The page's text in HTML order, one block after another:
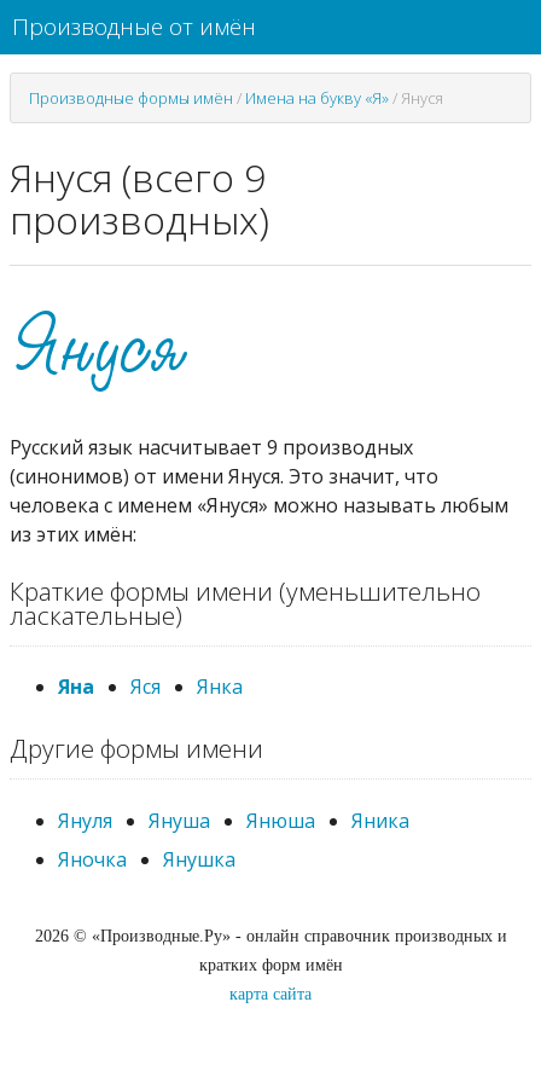
Производные от имён
Производные формы имён / Имена на букву «Я»/ Януся
Януся (всего 9
производных)
Русский язык насчитывает 9 производных
(синонимов) от имени Януся. Это значит, что
человека с именем «Януся» можно называть любым
из этих имён:
Краткие формы имени (уменьшительно
ласкательные)
Яна Яся Янка
Другие формы имени
Януля Януша Янюша
Яника
Яночка
Янушка
2026 © «Производные.Ру» - онлайн справочник производных и
кратких форм имён
карта сайта